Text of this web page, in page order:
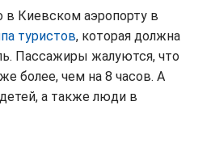
в Киевском аэропорту в
туристов, которая должна
Пассажиры жалуются, что
более, чем на 8 часов. А
а также люди в